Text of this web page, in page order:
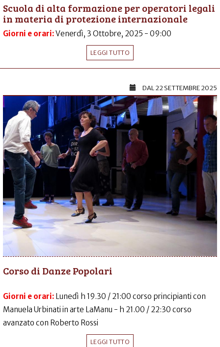
Scuola di alta formazione per operatori legali
in materia di protezione internazionale
Giorni e orari:Venerdì, 3 Ottobre, 2025 - 09:00
LEGGI TUTTO
DAL22 SETTEMBRE 2025
Corso di Danze Popolari
Giorni e orari: Lunedì h 19.30 / 21:00 corso principianti con
Manuela Urbinati in arte LaManu - h 21.00 / 22:30 corso
avanzato con Roberto Rossi
LEGGI TUTTO